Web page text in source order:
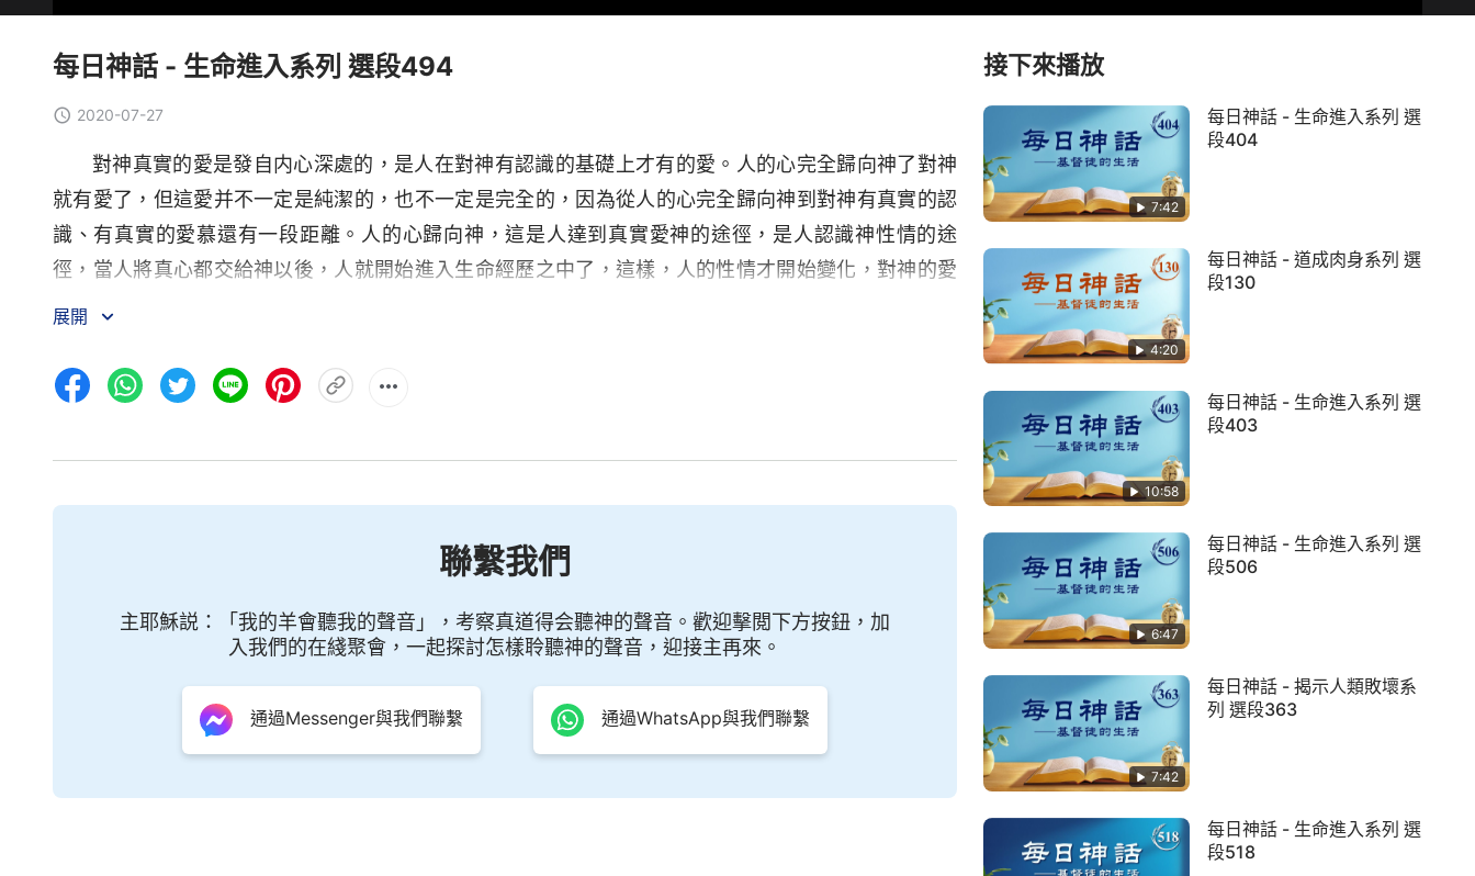
每日神話 - 生命進入系列 選段494
2020-07-27
對神真實的愛是發自内心深處的，是人在對神有認識的基礎上才有的愛。人的心完全歸向神了對神
就有愛了，但這愛并不一定是純潔的，也不一定是完全的，因為從人的心完全歸向神到對神有真實的認
識、有真實的愛慕還有一段距離。人的心歸向神，這是人達到真實愛神的途徑，是人認識神性情的途
徑，當人將真心都交給神以後，人就開始進入生命經歷之中了，這樣，人的性情才開始變化，對神的愛
逐步增多，對神的認識也逐步增多。所以説，將心歸向神這只是人進入生命經歷正軌的前提。人將心擺
自發的，不是真實的，因為來源于人肉體的都屬于情感作用的，并不是來源于真實的認識，只是一時的
激動，并不能有長久的愛慕。人對神没有認識就只能憑着自己的喜好來愛神，憑着個人的觀念來愛神，
本分，這樣的人都是性情難以變化的人，都是不追求
或是不明白真理的人。人即使將心完全歸向神
了也不能代表人愛神的心是完全純潔的，因為心裏有神的人并不一定是心裏愛神的人，這就有是否是追
的，這樣的人才是心中有神的人。將心歸向神只是人進入正軌的前提，是人認識神的前提，是人達到愛
神的前提，并不是人完成「愛神本分」的標志，并不是人對神有真實的愛的標志。將心歸向神這是人達
到真實愛神的唯一途徑，也是作為一個受造之物首先當做到的。愛神的人都是追求生命的人，也就是追
求真理的人，是真心要神的人，這樣的人都是有聖靈開啓的人，都是有聖靈感動的人，都能得着神的帶
——《話・卷一 神的顯現與作工・對神真實的愛是自發的》
展開
聯繫我們
主耶穌説：「我的羊會聽我的聲音」，考察真道得会聽神的聲音。歡迎擊閲下方按鈕，加
入我們的在綫聚會，一起探討怎樣聆聽神的聲音，迎接主再來。
通過Messenger與我們聯繫 通過WhatsApp與我們聯繫
接下來播放
7:42
每日神話 - 生命進入系列 選
段404
4:20
每日神話 - 道成肉身系列 選
段130
10:58
每日神話 - 生命進入系列 選
段403
6:47
每日神話 - 生命進入系列 選
段506
7:42
每日神話 - 揭示人類敗壞系
列 選段363
每日神話 - 生命進入系列 選
段518